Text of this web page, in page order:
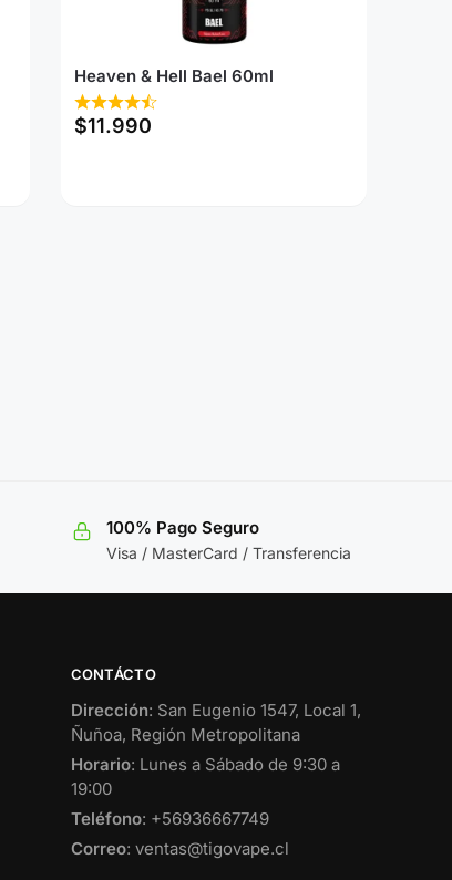
Heaven & Hell Bael 60ml
$11.990
100% Pago Seguro
Visa / MasterCard / Transferencia
CONTÁCTO
Dirección: San Eugenio 1547, Local 1,
Ñuñoa, Región Metropolitana
Horario: Lunes a Sábado de 9:30 a
19:00
Teléfono: +56936667749
Correo: ventas@tigovape.cl